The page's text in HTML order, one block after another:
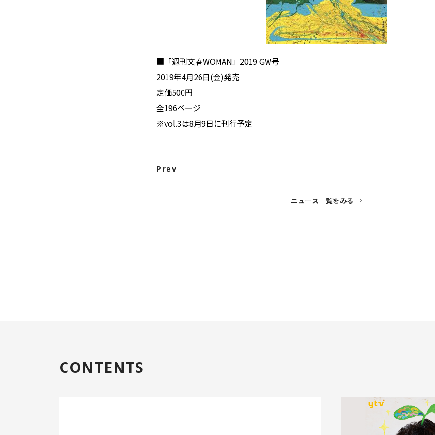
■「週刊文春WOMAN」2019 GW号
2019年4月26日(金)発売
定価500円
全196ページ
※vol.3は8月9日に刊行予定
Prev
ニュース一覧をみる
CONTENTS